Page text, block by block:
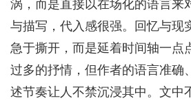
涡，而是直接以在场化的语言来
与描写，代入感很强。回忆与现
急于撕开，而是延着时间轴一点
过多的抒情，但作者的语言准确
述节奏让人不禁沉浸其中。文中